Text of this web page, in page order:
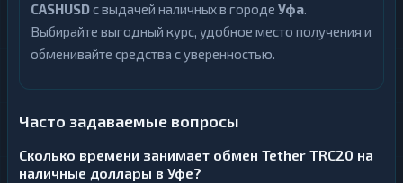
CASHUSDс выдачей наличных в городе Уфа.
Выбирайте выгодный курс, удобное место получения и
обменивайте средства с уверенностью.
Часто задаваемые вопросы
Сколько времени занимает обмен Tether TRC20 на
наличные доллары в Уфе?